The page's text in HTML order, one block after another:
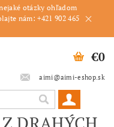
otázky ohľadom
nám: +421 902 465
aimi@aimi-eshop.sk
€0